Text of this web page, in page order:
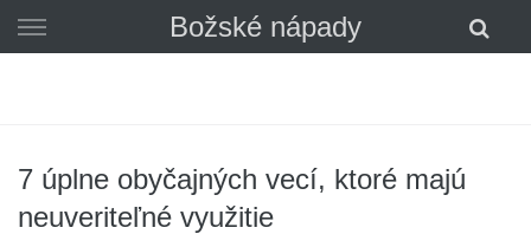
Božské nápady
to
7 úplne obyčajných vecí, ktoré majú
neuveriteľné využitie